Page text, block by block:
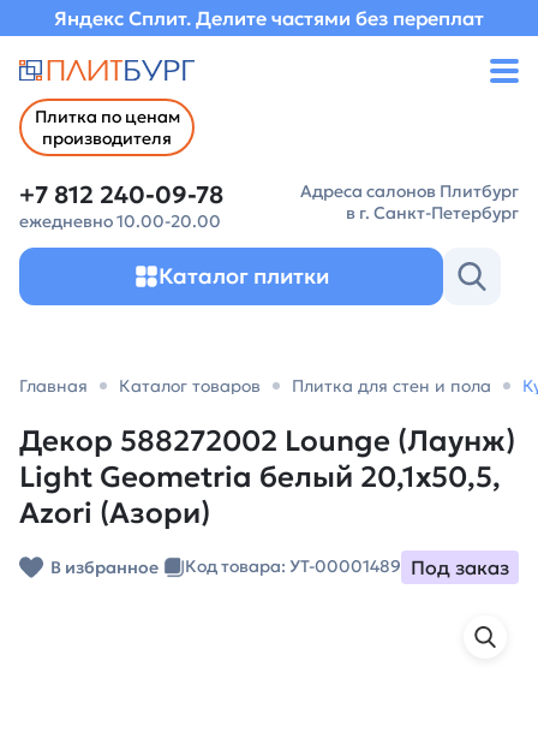
Яндекс Сплит. Делите частями без переплат
Плитка по ценам
производителя
+7 812 240-09-78
ежедневно 10.00-20.00
Адреса салонов Плитбург
в г. Санкт-Петербург
Каталог плитки
Главная Каталог товаров Плитка для стен и пола
Декор 588272002 Lounge (Лаунж)
Light Geometria белый 20,1х50,5,
Azori (Азори)
В избранное Код товара: УТ-00001489 Под заказ